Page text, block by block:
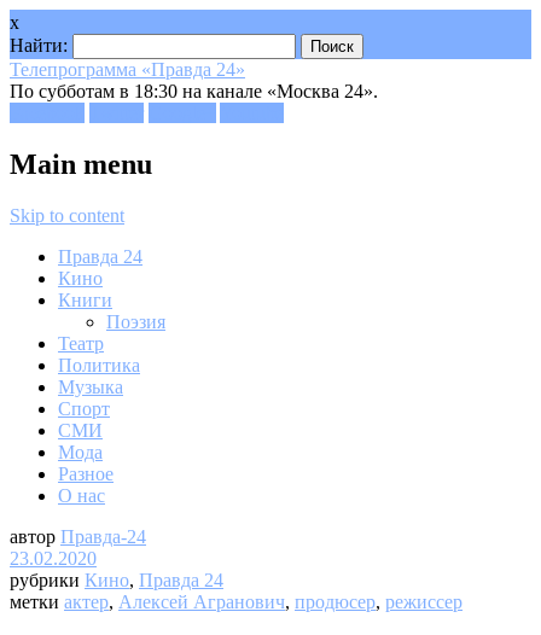
x
Найти:
Телепрограмма «Правда 24»
По субботам в 18:30 на канале «Москва 24».
Main menu
Skip to content
Правда 24
Кино
Книги
Поэзия
Театр
Политика
Музыка
Спорт
СМИ
Мода
Разное
О нас
автор Правда-24
23.02.2020
рубрики Кино, Правда 24
метки актер, Алексей Агранович, продюсер, режиссер